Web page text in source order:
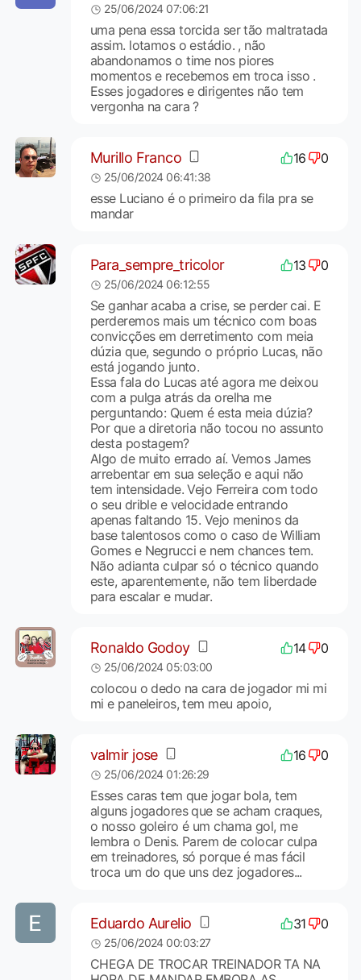
25/06/2024 07:06:21
uma pena essa torcida ser tão maltratada
assim. lotamos o estádio. , não
abandonamos o time nos piores
momentos e recebemos em troca isso .
Esses jogadores e dirigentes não tem
vergonha na cara ?
Murillo Franco 16 0
25/06/2024 06:41:38
esse Luciano é o primeiro da fila pra se
mandar
Para_sempre_tricolor 13 0
25/06/2024 06:12:55
Se ganhar acaba a crise, se perder cai. E
perderemos mais um técnico com boas
convicções em derretimento com meia
dúzia que, segundo o próprio Lucas, não
está jogando junto.
Essa fala do Lucas até agora me deixou
com a pulga atrás da orelha me
perguntando: Quem é esta meia dúzia?
Por que a diretoria não tocou no assunto
desta postagem?
Algo de muito errado aí. Vemos James
arrebentar em sua seleção e aqui não
tem intensidade. Vejo Ferreira com todo
o seu drible e velocidade entrando
apenas faltando 15. Vejo meninos da
base talentosos como o caso de William
Gomes e Negrucci e nem chances tem.
Não adianta culpar só o técnico quando
este, aparentemente, não tem liberdade
para escalar e mudar.
Ronaldo Godoy 14 0
25/06/2024 05:03:00
colocou o dedo na cara de jogador mi mi
mi e paneleiros, tem meu apoio,
valmir jose 16 0
25/06/2024 01:26:29
Esses caras tem que jogar bola, tem
alguns jogadores que se acham craques,
o nosso goleiro é um chama gol, me
lembra o Denis. Parem de colocar culpa
em treinadores, só porque é mas fácil
troca um do que uns dez jogadores...
Eduardo Aurelio 31 0
25/06/2024 00:03:27
CHEGA DE TROCAR TREINADOR TA NA